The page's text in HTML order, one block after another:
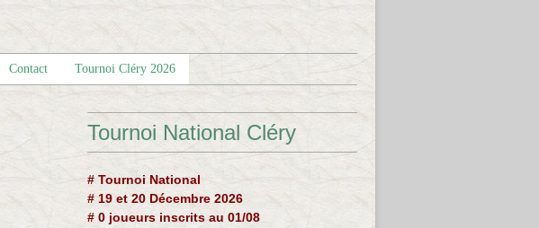
Contact Tournoi Cléry 2026
Tournoi National Cléry
# Tournoi National
# 19 et 20 Décembre 2026
# 0 joueurs inscrits au 01/08